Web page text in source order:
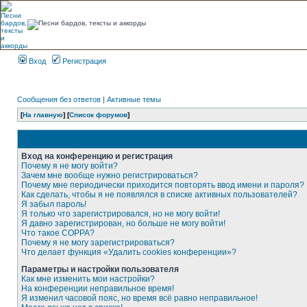
Вход Регистрация
Сообщения без ответов | Активные темы
[На главную] [Список форумов]
Вход на конференцию и регистрация
Почему я не могу войти?
Зачем мне вообще нужно регистрироваться?
Почему мне периодически приходится повторять ввод имени и пароля?
Как сделать, чтобы я не появлялся в списке активных пользователей?
Я забыл пароль!
Я только что зарегистрировался, но не могу войти!
Я давно зарегистрирован, но больше не могу войти!
Что такое COPPA?
Почему я не могу зарегистрироваться?
Что делает функция «Удалить cookies конференции»?
Параметры и настройки пользователя
Как мне изменить мои настройки?
На конференции неправильное время!
Я изменил часовой пояс, но время всё равно неправильное!